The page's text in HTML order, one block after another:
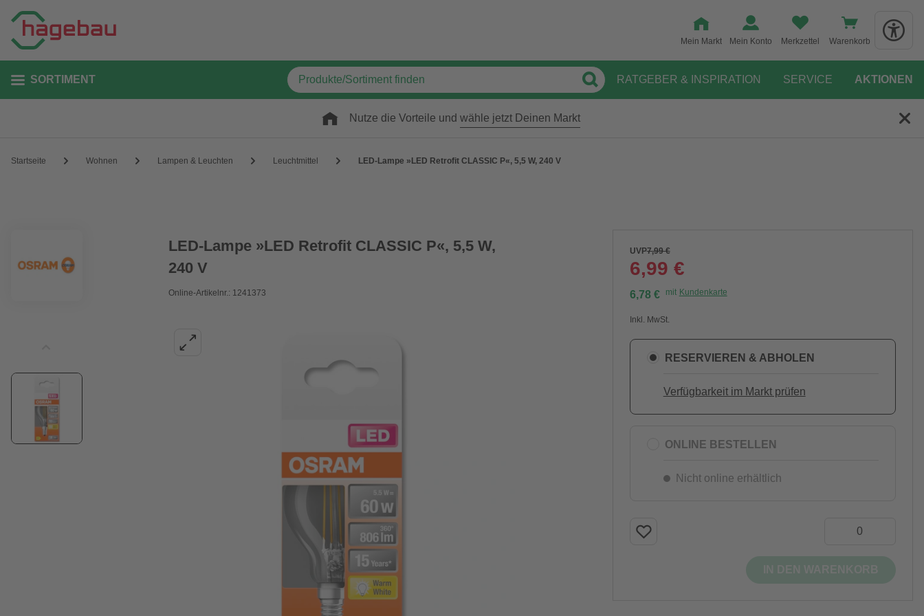
Mein Markt Mein Konto Merkzettel Warenkorb
SORTIMENT RATGEBER & INSPIRATION SERVICE AKTIONEN
Nutze die Vorteile und wähle jetzt Deinen Markt
Startseite Wohnen Lampen & Leuchten Leuchtmittel LED-Lampe »LED Retrofit CLASSIC P«, 5,5 W, 240 V
LED-Lampe »LED Retrofit CLASSIC P«, 5,5 W,
240 V
Online-Artikelnr.: 1241373
UVP7,99 €
6,99 €
6,78 € mit Kundenkarte
Inkl. MwSt.
RESERVIEREN & ABHOLEN
Verfügbarkeit im Markt prüfen
ONLINE BESTELLEN
Nicht online erhältlich